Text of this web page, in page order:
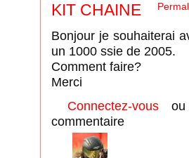
KIT CHAINE
Bonjour je souhaiterai
un 1000 ssie de 2005.
Comment faire?
Merci
Connectez-vous
commentaire